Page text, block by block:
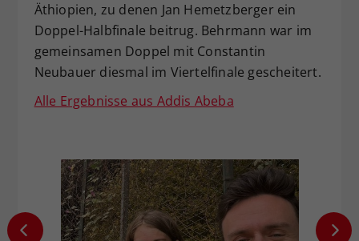
Äthiopien, zu denen Jan Hemetzberger ein
Doppel-Halbfinale beitrug. Behrmann war im
gemeinsamen Doppel mit Constantin
Neubauer diesmal im Viertelfinale gescheitert.
Alle Ergebnisse aus Addis Abeba